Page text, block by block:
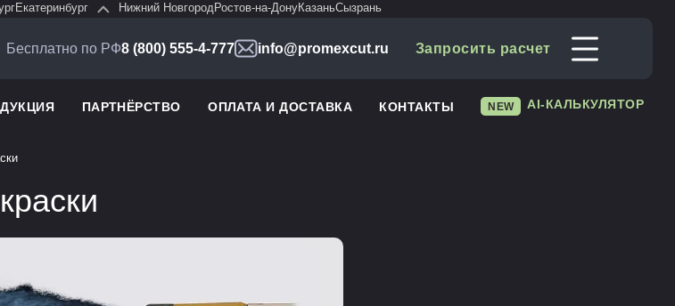
Екатеринбург Нижний НовгородРостов-на-ДонуКазаньСызрань
Бесплатно по РФ8 (800) 555-4-777 info@promexcut.ru Запросить расчет
ПАРТНЁРСТВО ОПЛАТА И ДОСТАВКА КОНТАКТЫ NEW AI-КАЛЬКУЛЯТОР